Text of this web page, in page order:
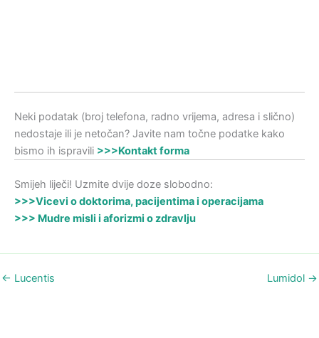
Neki podatak (broj telefona, radno vrijema, adresa i slično)
nedostaje ili je netočan? Javite nam točne podatke kako
bismo ih ispravili >>>Kontakt forma
Smijeh liječi! Uzmite dvije doze slobodno:
>>>Vicevi o doktorima, pacijentima i operacijama
>>> Mudre misli i aforizmi o zdravlju
← Lucentis Lumidol →